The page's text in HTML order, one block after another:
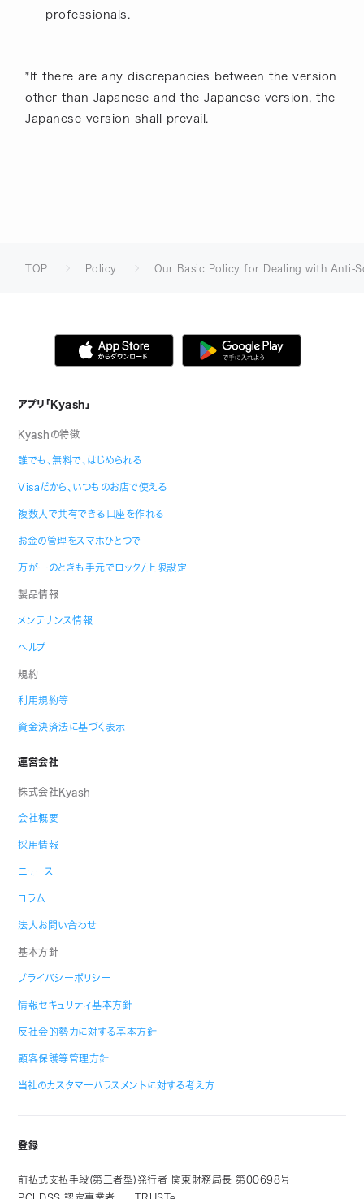
professionals.
*If there are any discrepancies between the version
other than Japanese and the Japanese version, the
Japanese version shall prevail.
TOP Policy Our Basic Policy for Dealing with Anti-
アプリ「Kyash」
Kyashの特徴
誰でも、無料で、はじめられる
Visaだから、いつものお店で使える
複数人で共有できる口座を作れる
お金の管理をスマホひとつで
万が一のときも手元でロック/上限設定
製品情報
メンテナンス情報
ヘルプ
規約
利用規約等
資金決済法に基づく表示
運営会社
株式会社Kyash
会社概要
採用情報
ニュース
コラム
法人お問い合わせ
基本方針
プライバシーポリシー
情報セキュリティ基本方針
反社会的勢力に対する基本方針
顧客保護等管理方針
当社のカスタマーハラスメントに対する考え方
登録
前払式支払手段(第三者型)発行者 関東財務局長 第00698号